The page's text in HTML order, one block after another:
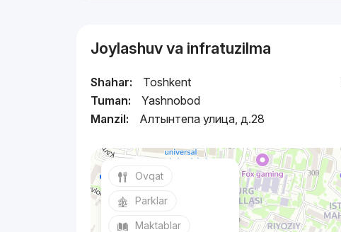
Joylashuv va infratuzilma
Shahar:
Toshkent
Tuman:
Yashnobod
Manzil:
Алтынтепа улица, д.28
Ovqat
Parklar
Maktablar